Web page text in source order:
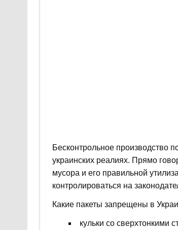
Бесконтрольное производство
украинских реалиях. Прямо
мусора и его правильной
контролироваться на
Какие пакеты запрещены в
кульки со сверхтонкими